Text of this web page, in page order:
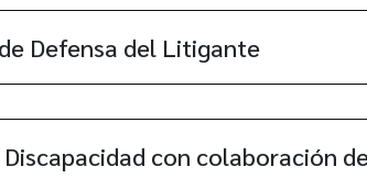
Defensa del Litigante
con colaboración